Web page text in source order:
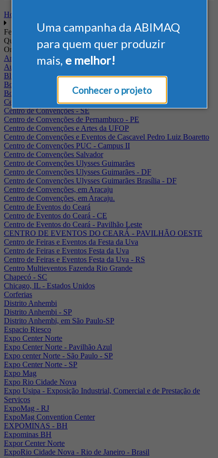
Uma campanha da ABIMAQ
para quem quer produzir
mais, e melhor!
Conhecer o projeto
Home
Feiras
Quando
Onde
Arena Jaguariuna
Auditório Albano Franco - FIEPA
Blumenau - SC
BolognaFiere
Boulevard Olimpico - RJ
Centro Internacional de Convenções do Brasil, em Brasília
Centro de Convenções - SE
Centro de Convenções de Pernambuco - PE
Centro de Convenções e Artes da UFOP
Centro de Convenções e Eventos de Cascavel Pedro Luiz Boaretto
Centro de Convenções PUC - Campus II
Centro de Convenções Salvador
Centro de Convenções Ulysses Guimarães
Centro de Convenções Ulysses Guimarães - DF
Centro de Convenções Ulysses Guimarães Brasília - DF
Centro de Convenções, em Aracaju
Centro de Convenções, em Aracaju.
Centro de Eventos do Ceará
Centro de Eventos do Ceará - CE
Centro de Eventos do Ceará - Pavilhão Leste
CENTRO DE EVENTOS DO CEARÁ - PAVILHÃO OESTE
Centro de Feiras e Eventos da Festa da Uva
Centro de Feiras e Eventos Festa da Uva
Centro de Feiras e Eventos Festa da Uva - RS
Centro Multieventos Fazenda Rio Grande
Chapecó - SC
Chicago, IL - Estados Unidos
Corferias
Distrito Anhembi
Distrito Anhembi - SP
Distrito Anhembi, em São Paulo-SP
Espacio Riesco
Expo Center Norte
Expo Center Norte - Pavilhão Azul
Expo center Norte - São Paulo - SP
Expo Center Norte - SP
Expo Mag
Expo Rio Cidade Nova
Expo Usipa - Exposição Industrial, Comercial e de Prestação de
Serviços
ExpoMag - RJ
ExpoMag Convention Center
EXPOMINAS - BH
Expominas BH
Expor Center Norte
ExpoRio Cidade Nova - Rio de Janeiro - Brasil